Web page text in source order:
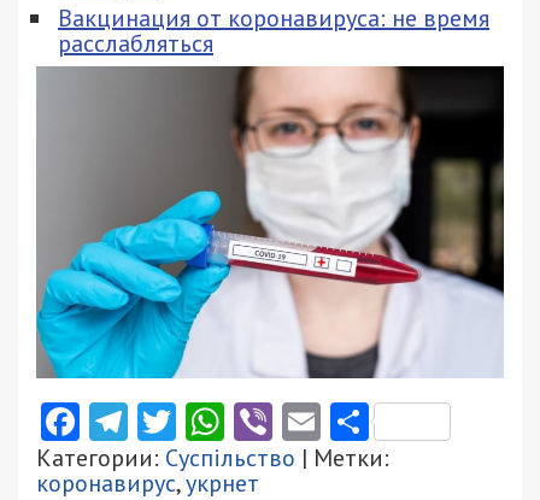
Вакцинация от коронавируса: не время
расслабляться
Facebook
Telegram
Twitter
WhatsApp
ViberEmail
Категории: Суспільство | Метки:
коронавирус,укрнет